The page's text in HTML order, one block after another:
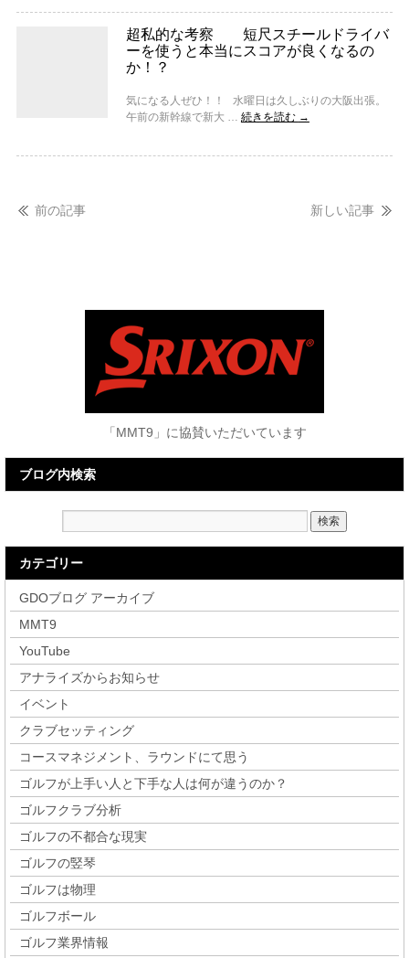
超私的な考察 短尺スチールドライバ
ーを使うと本当にスコアが良くなるの
か！？
気になる人ぜひ！！ 水曜日は久しぶりの大阪出張。
午前の新幹線で新大 … 続きを読む →
前の記事 新しい記事
「MMT9」に協賛いただいています
ブログ内検索
カテゴリー
GDOブログ アーカイブ
MMT9
YouTube
アナライズからお知らせ
イベント
クラブセッティング
コースマネジメント、ラウンドにて思う
ゴルフが上手い人と下手な人は何が違うのか？
ゴルフクラブ分析
ゴルフの不都合な現実
ゴルフの竪琴
ゴルフは物理
ゴルフボール
ゴルフ業界情報